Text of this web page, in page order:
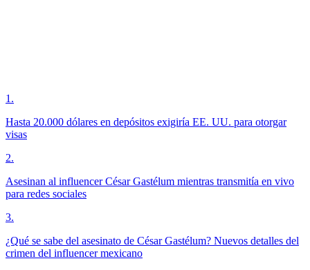
1 .
Hasta 20.000 dólares en depósitos exigiría EE. UU. para otorgar
visas
2.
Asesinan al influencer César Gastélum mientras transmitía en vivo
para redes sociales
3.
¿Qué se sabe del asesinato de César Gastélum? Nuevos detalles del
crimen del influencer mexicano